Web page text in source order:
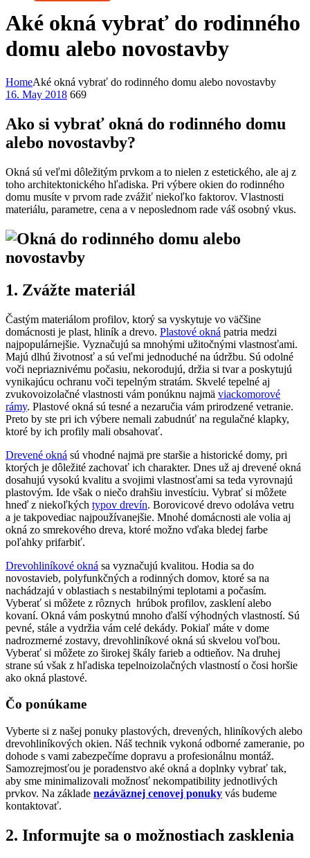
Aké okná vybrať do rodinného
domu alebo novostavby
HomeAké okná vybrať do rodinného domu alebo novostavby
16. May 2018 669
Ako si vybrať okná do rodinného domu
alebo novostavby?
Okná sú veľmi dôležitým prvkom a to nielen z estetického, ale aj z
toho architektonického hľadiska. Pri výbere okien do rodinného
domu musíte v prvom rade zvážiť niekoľko faktorov. Vlastnosti
materiálu, parametre, cena a v neposlednom rade váš osobný vkus.
1. Zvážte materiál
Častým materiálom profilov, ktorý sa vyskytuje vo väčšine
domácnosti je plast, hliník a drevo. Plastové okná patria medzi
najpopulárnejšie. Vyznačujú sa mnohými užitočnými vlastnosťami.
Majú dlhú životnosť a sú veľmi jednoduché na údržbu. Sú odolné
voči nepriaznivému počasiu, nekorodujú, držia si tvar a poskytujú
vynikajúcu ochranu voči tepelným stratám. Skvelé tepelné aj
zvukovoizolačné vlastnosti vám ponúknu najmä viackomorové
rámy. Plastové okná sú tesné a nezaručia vám prirodzené vetranie.
Preto by ste pri ich výbere nemali zabudnúť na regulačné klapky,
ktoré by ich profily mali obsahovať.
Drevené okná sú vhodné najmä pre staršie a historické domy, pri
ktorých je dôležité zachovať ich charakter. Dnes už aj drevené okná
dosahujú vysokú kvalitu a svojimi vlastnosťami sa teda vyrovnajú
plastovým. Ide však o niečo drahšiu investíciu. Vybrať si môžete
hneď z niekoľkých typov drevín. Borovicové drevo odoláva vetru
a je takpovediac najpoužívanejšie. Mnohé domácnosti ale volia aj
okná zo smrekového dreva, ktoré možno vďaka bledej farbe
poľahky prifarbiť.
Drevohliníkové okná sa vyznačujú kvalitou. Hodia sa do
novostavieb, polyfunkčných a rodinných domov, ktoré sa na
nachádzajú v oblastiach s nestabilnými teplotami a počasím.
Vyberať si môžete z rôznych hrúbok profilov, zasklení alebo
kovaní. Okná vám poskytnú mnoho ďalší výhodných vlastností. Sú
pevné, stále a vydržia vám celé dekády. Pokiaľ máte v dome
nadrozmerné zostavy, drevohliníkové okná sú skvelou voľbou.
Vyberať si môžete zo širokej škály farieb a odtieňov. Na druhej
strane sú však z hľadiska tepelnoizolačných vlastností o čosi horšie
ako okná plastové.
Čo ponúkame
Vyberte si z našej ponuky plastových, drevených, hliníkových alebo
drevohliníkových okien. Náš technik vykoná odborné zameranie, po
dohode s vami zabezpečíme dopravu a profesionálnu montáž.
Samozrejmosťou je poradenstvo aké okná a doplnky vybrať tak,
aby sme minimalizovali možnosť nekompatibility jednotlivých
prvkov. Na základe nezáväznej cenovej ponuky vás budeme
kontaktovať.
2. Informujte sa o možnostiach zasklenia